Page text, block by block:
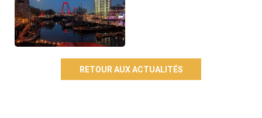
RETOUR AUX ACTUALITÉS